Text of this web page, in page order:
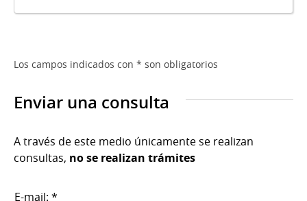
Los campos indicados con * son obligatorios
Enviar una consulta
A través de este medio únicamente se realizan
consultas, no se realizan trámites
E-mail: *